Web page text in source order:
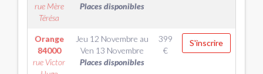
rue Mère
Térésa
Places disponibles
Orange
84000
rue Victor
Jeu 12 Novembre au
Ven 13 Novembre
Places disponibles
399
€
S'inscrire